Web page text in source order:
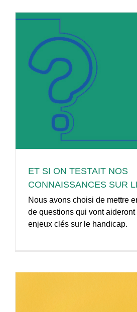
ET SI ON TESTAIT NOS
CONNAISSANCES SUR
Nous avons choisi de mettre
de questions qui vont
enjeux clés sur le handicap.